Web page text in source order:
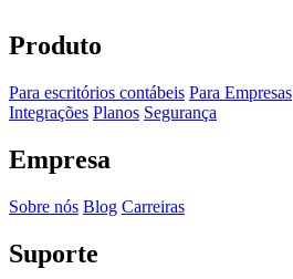
Produto
Para escritórios contábeis Para Empresas
Integrações Planos Segurança
Empresa
Sobre nós Blog Carreiras
Suporte